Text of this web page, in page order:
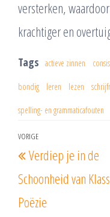
versterken,
krachtiger en
Tags actieve zinnen
bondig leren lezen
spelling- en grammaticafouten
Vorig
bericht
VORIGE
Verdiep je in de
Schoonheid van
Poëzie